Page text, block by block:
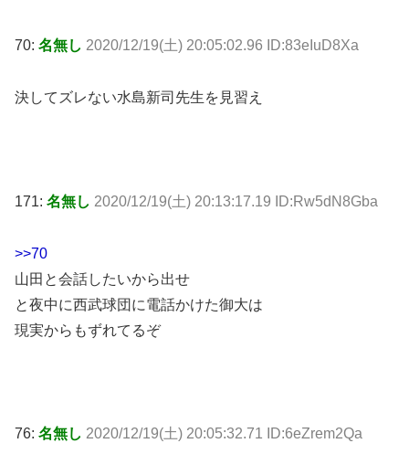
70: 名無し 2020/12/19(土) 20:05:02.96 ID:83eIuD8Xa
決してズレない水島新司先生を見習え
171: 名無し 2020/12/19(土) 20:13:17.19 ID:Rw5dN8Gba
>>70
山田と会話したいから出せ
と夜中に西武球団に電話かけた御大は
現実からもずれてるぞ
76: 名無し 2020/12/19(土) 20:05:32.71 ID:6eZrem2Qa